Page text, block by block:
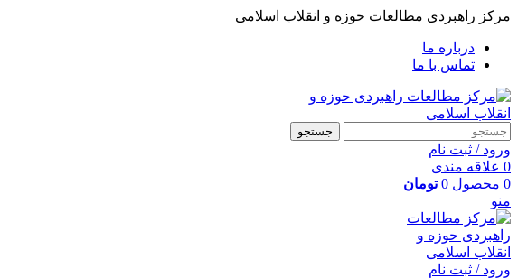
مرکز راهبردی مطالعات حوزه و انقلاب اسلامی
درباره ما
تماس با ما
جستجو
ورود / ثبت نام
0 علاقه مندی
0 محصول 0 تومان
منو
ورود / ثبت نام